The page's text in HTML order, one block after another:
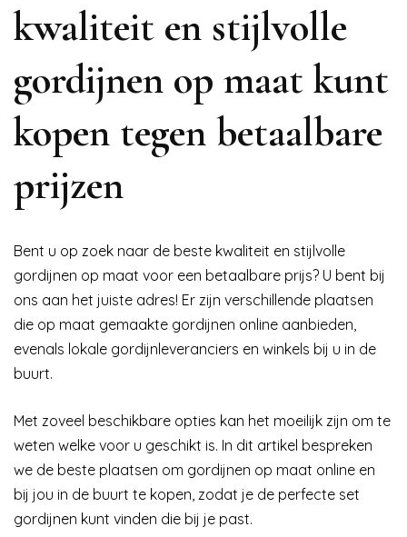
kwaliteit en stijlvolle
gordijnen op maat kunt
kopen tegen betaalbare
prijzen
Bent u op zoek naar de beste kwaliteit en stijlvolle
gordijnen op maat voor een betaalbare prijs? U bent bij
ons aan het juiste adres! Er zijn verschillende plaatsen
die op maat gemaakte gordijnen online aanbieden,
evenals lokale gordijnleveranciers en winkels bij u in de
buurt.
Met zoveel beschikbare opties kan het moeilijk zijn om te
weten welke voor u geschikt is. In dit artikel bespreken
we de beste plaatsen om gordijnen op maat online en
bij jou in de buurt te kopen, zodat je de perfecte set
gordijnen kunt vinden die bij je past.